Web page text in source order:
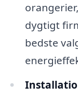
dygtigt
bedste